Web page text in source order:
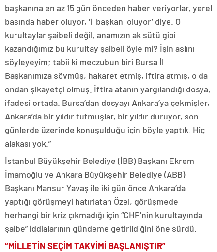
başkanına en az 15 gün önceden haber veriyorlar, yerel
basında haber oluyor, ‘il başkanı oluyor’ diye. O
kurultaylar şaibeli değil, anamızın ak sütü gibi
kazandığımız bu kurultay şaibeli öyle mi? İşin aslını
söyleyeyim; tabii ki meczubun biri Bursa İl
Başkanımıza sövmüş, hakaret etmiş, iftira atmış, o da
ondan şikayetçi olmuş. İftira atanın yargılandığı dosya,
ifadesi ortada. Bursa’dan dosyayı Ankara’ya çekmişler,
Ankara’da bir yıldır tutmuşlar, bir yıldır duruyor, son
günlerde üzerinde konuşulduğu için böyle yaptık. Hiç
alakası yok.”
İstanbul Büyükşehir Belediye (İBB) Başkanı Ekrem
İmamoğlu ve Ankara Büyükşehir Belediye (ABB)
Başkanı Mansur Yavaş ile iki gün önce Ankara’da
yaptığı görüşmeyi hatırlatan Özel, görüşmede
herhangi bir kriz çıkmadığı için “CHP’nin kurultayında
şaibe” iddialarının gündeme getirildiğini öne sürdü.
“MİLLETİN SEÇİM TAKVİMİ BAŞLAMIŞTIR”